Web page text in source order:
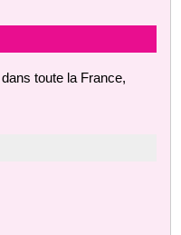
toute la France,